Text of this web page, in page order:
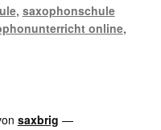
, saxophonschule
online,
saxbrig —